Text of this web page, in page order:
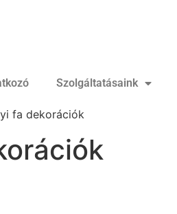
Szolgáltatásaink
fa dekorációk